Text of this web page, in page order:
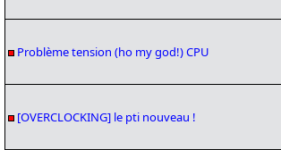
Problème tension (ho my god!) CPU
[OVERCLOCKING] le pti nouveau !